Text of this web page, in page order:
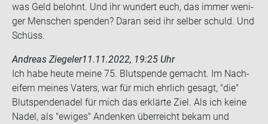
was Geld be­lohnt. Und ihr wun­dert euch, das immer we­ni­
ger Men­schen spen­den? Daran seid ihr sel­ber schuld. Und
Schüss.
Andreas Ziegeler11.11.2022, 19:25 Uhr
Ich habe heute meine 75. Blut­spen­de ge­macht. Im Nach­
ei­fern mei­nes Va­ters, war für mich ehr­lich ge­sagt, "die"
Blut­spen­de­na­del für mich das er­klär­te Ziel. Als ich keine
Nadel, als "ewi­ges" An­denken über­reicht bekam und